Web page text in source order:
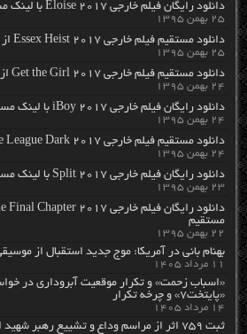
دانلود رایگان فیلم خارجی Eloise 2017 با لینک مستقیم
۲۵ بهمن ۱۳۹۵
دانلود مستقیم فیلم خارجی Essex Heist 2017 از سرور سایت
۲۵ بهمن ۱۳۹۵
دانلود مستقیم فیلم خارجی Get the Girl 2017 از سرور سایت
۲۴ بهمن ۱۳۹۵
دانلود رایگان فیلم خارجی iBoy 2017 با لینک مستقیم
۲۴ بهمن ۱۳۹۵
دانلود مستقیم فیلم خارجی Justice League Dark 2017 از سرور سایت
۲۴ بهمن ۱۳۹۵
دانلود رایگان فیلم خارجی Split 2017 با لینک مستقیم
۲۳ بهمن ۱۳۹۵
مستقیم
۲۲ بهمن ۱۳۹۵
بهنام بانی در آمریکا: موج جدید استقبال از
۱۱ مرداد ۱۴۰۵
«اسباب زحمت» و تکرار موقعیت آبروداری در
«پایتخت۷» و چرخه تکرار
۱۴ مرداد ۱۴۰۵
ثبت ۷۵۹ اثر از مراسم وداع و تشییع رهبر شهید انقلاب